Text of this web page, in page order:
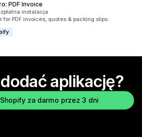
PDF Invoice
2685
instalacja
for PDF invoices, quotes & packing slips.
aplikację?
za darmo przez 3 dni